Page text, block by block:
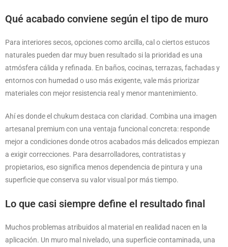
Qué acabado conviene según el tipo de muro
Para interiores secos, opciones como arcilla, cal o ciertos estucos
naturales pueden dar muy buen resultado si la prioridad es una
atmósfera cálida y refinada. En baños, cocinas, terrazas, fachadas y
entornos con humedad o uso más exigente, vale más priorizar
materiales con mejor resistencia real y menor mantenimiento.
Ahí es donde el chukum destaca con claridad. Combina una imagen
artesanal premium con una ventaja funcional concreta: responde
mejor a condiciones donde otros acabados más delicados empiezan
a exigir correcciones. Para desarrolladores, contratistas y
propietarios, eso significa menos dependencia de pintura y una
superficie que conserva su valor visual por más tiempo.
Lo que casi siempre define el resultado final
Muchos problemas atribuidos al material en realidad nacen en la
aplicación. Un muro mal nivelado, una superficie contaminada, una